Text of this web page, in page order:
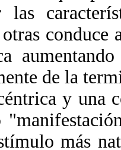
las
conduce
de la
y una
más